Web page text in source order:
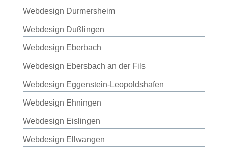
Webdesign Durmersheim
Webdesign Dußlingen
Webdesign Eberbach
Webdesign Ebersbach an der Fils
Webdesign Eggenstein-Leopoldshafen
Webdesign Ehningen
Webdesign Eislingen
Webdesign Ellwangen